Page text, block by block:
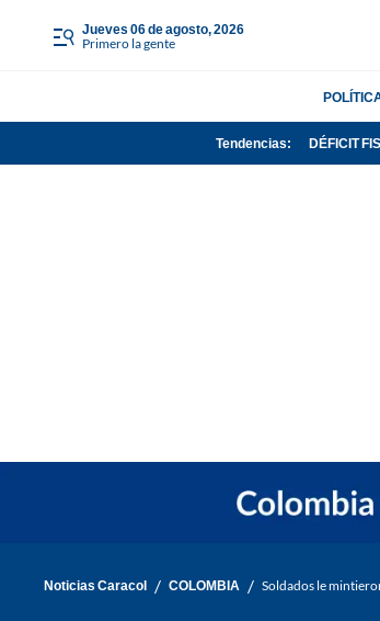
jueves 06 de agosto, 2026
Primero la gente
Tendencias: DÉFICIT
Noticias Caracol / COLOMBIA / Soldados le